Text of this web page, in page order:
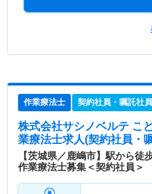
作業療法士 契約社員・嘱託社員
株式会社サシノベルテ こ
業療法士求人(契約社員・
【茨城県／鹿嶋市】駅から
作業療法士募集＜契約社員＞